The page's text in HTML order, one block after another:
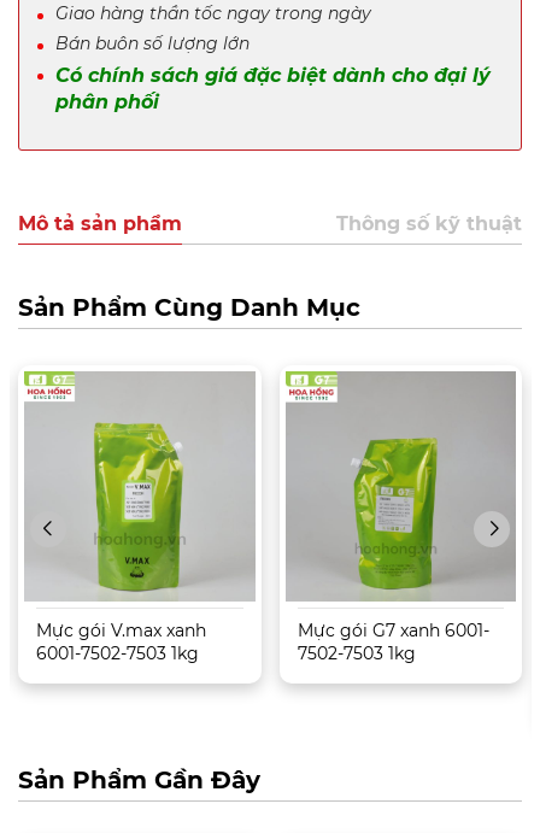
Giao hàng thần tốc ngay trong ngày
Bán buôn số lượng lớn
Có chính sách giá đặc biệt dành cho đại lý
phân phối
Mô tả sản phẩm Thông số kỹ thuật
Sản Phẩm Cùng Danh Mục
Mực gói V.max xanh
6001-7502-7503 1kg
Mực gói G7 xanh 6001-
7502-7503 1kg
Sản Phẩm Gần Đây